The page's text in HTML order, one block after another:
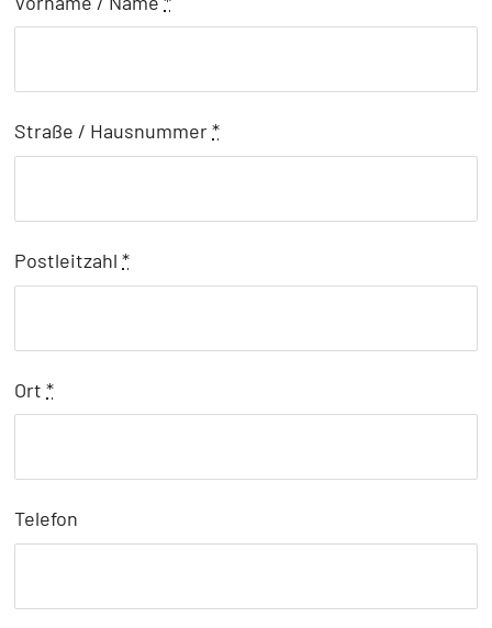
Straße / Hausnummer*
Postleitzahl*
Ort*
Telefon